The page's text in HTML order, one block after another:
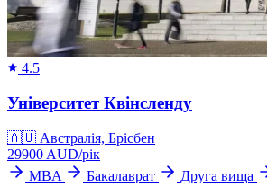
4.5
Університет Квінсленду
🇦🇺 Австралія, Брісбен
29900 AUD/рік
MBA
Бакалаврат Друга вища